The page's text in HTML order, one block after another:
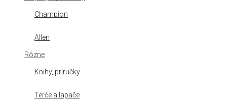
Champion
Allen
Rôzne
Knihy, príručky
Terče a lapače